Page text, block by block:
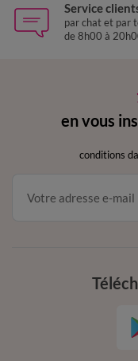
Service
par chat et par
de 8h00 à
en vous
conditions